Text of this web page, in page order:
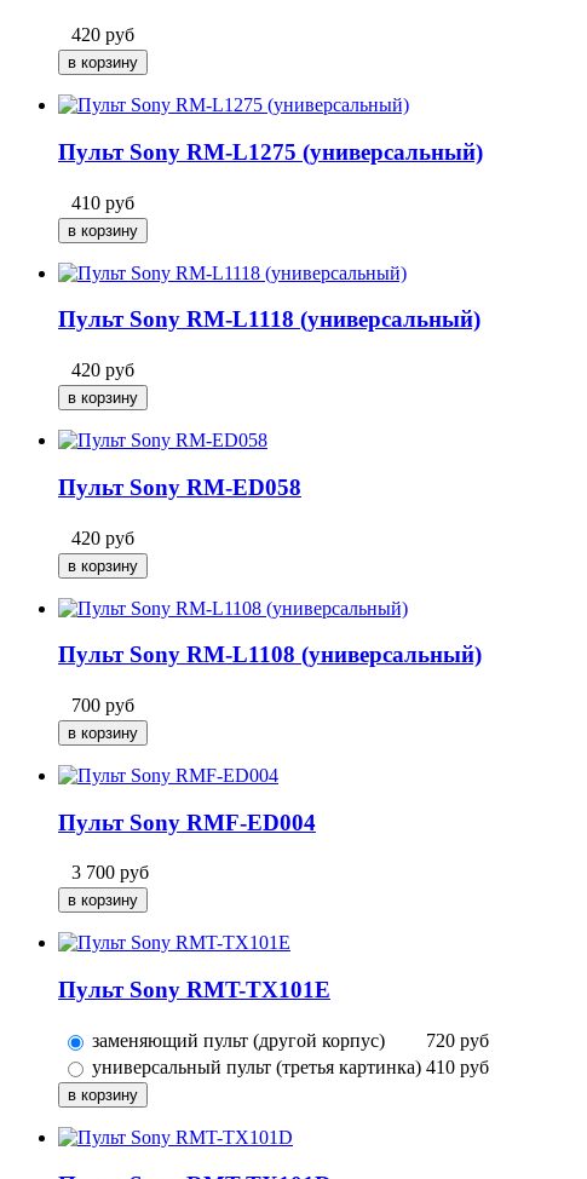
420 руб
Пульт Sony RM-L1275 (универсальный)
410 руб
Пульт Sony RM-L1118 (универсальный)
420 руб
Пульт Sony RM-ED058
420 руб
Пульт Sony RM-L1108 (универсальный)
700 руб
Пульт Sony RMF-ED004
3 700 руб
Пульт Sony RMT-TX101E
заменяющий пульт (другой корпус) 720 руб
универсальный пульт (третья картинка) 410 руб